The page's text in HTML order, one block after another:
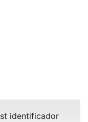
identificador